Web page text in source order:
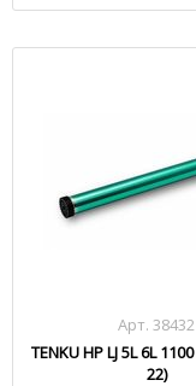
Арт. 38432
TENKU HP LJ 5L 6L
22)